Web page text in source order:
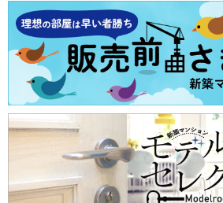
京都市役所前（1）
京福電気鉄道嵐山本線
京福電気鉄道嵐山本線すべての駅（3）
四条大宮（3）
京阪本線
大規模マンション
駐車場100％完備
南向きのマンション
子育てにやさしい環境
ショッピングセンター至近
売却査定